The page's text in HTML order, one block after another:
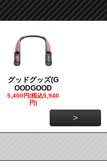
グッドグッズ(G
OODGOOD
5,400円(税込5,940
円)
>